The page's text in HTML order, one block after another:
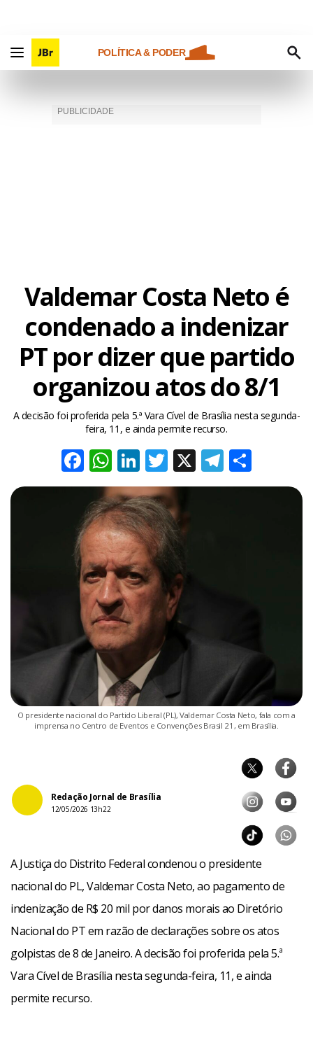
POLÍTICA & PODER
Valdemar Costa Neto é
condenado a indenizar
PT por dizer que partido
organizou atos do 8/1
A decisão foi proferida pela 5.ª Vara Cível de Brasília nesta segunda-
feira, 11, e ainda permite recurso.
Facebook
WhatsApp
LinkedIn
Twitter
X
O presidente nacional do Partido Liberal (PL), Valdemar Costa Neto, fala com a
imprensa no Centro de Eventos e Convenções Brasil 21, em Brasília.
Redação Jornal de Brasília
12/05/2026 13h22
A Justiça do Distrito Federal condenou o presidente
nacional do PL, Valdemar Costa Neto, ao pagamento de
indenização de R$ 20 mil por danos morais ao Diretório
Nacional do PT em razão de declarações sobre os atos
golpistas de 8 de Janeiro. A decisão foi proferida pela 5.ª
Vara Cível de Brasília nesta segunda-feira, 11, e ainda
permite recurso.